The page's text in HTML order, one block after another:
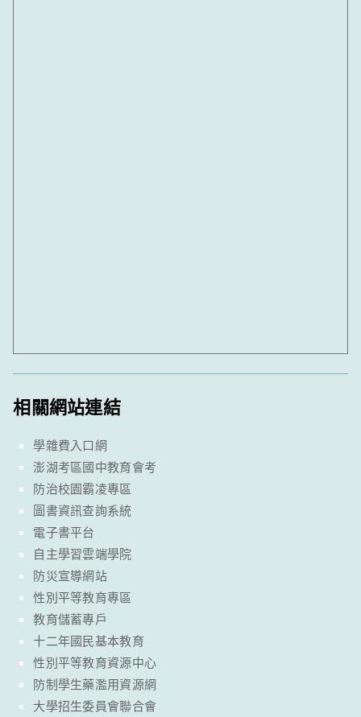
相關網站連結
學雜費入口網
澎湖考區國中教育會考
防治校園霸凌專區
圖書資訊查詢系統
電子書平台
自主學習雲端學院
防災宣導網站
性別平等教育專區
教育儲蓄專戶
十二年國民基本教育
性別平等教育資源中心
防制學生藥濫用資源網
大學招生委員會聯合會